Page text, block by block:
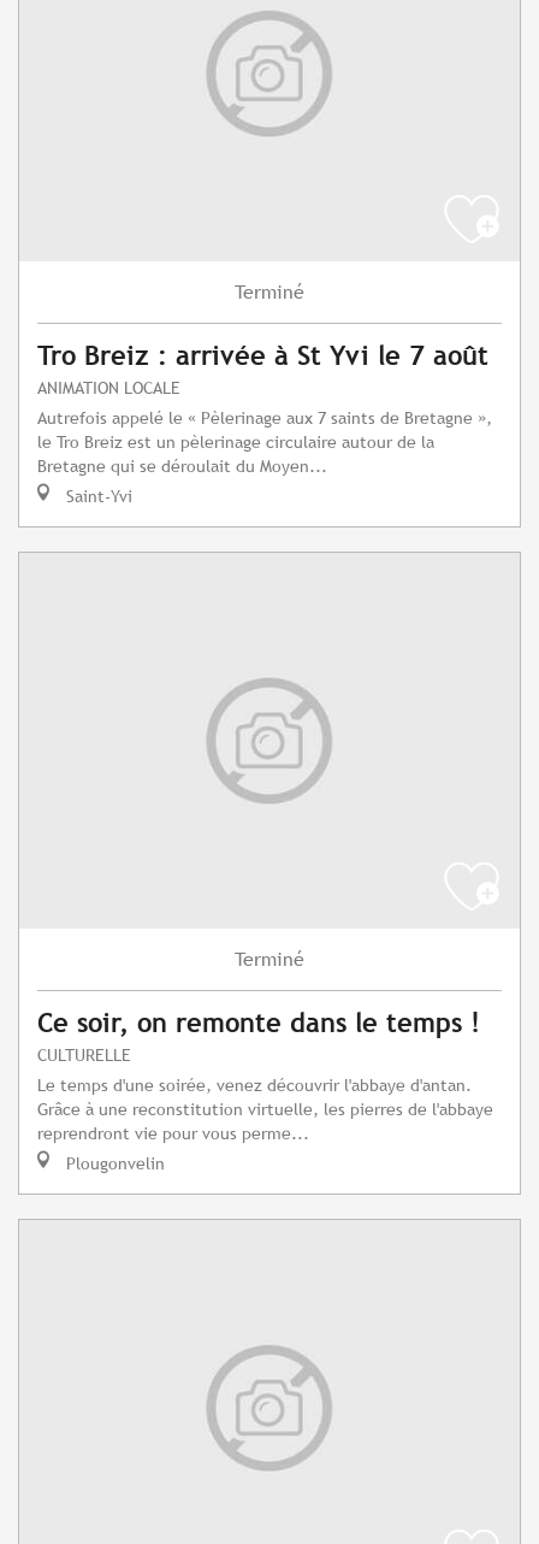
Terminé
Tro Breiz : arrivée à St Yvi le 7 août
ANIMATION LOCALE
Autrefois appelé le « Pèlerinage aux 7 saints de Bretagne »,
le Tro Breiz est un pèlerinage circulaire autour de la
Bretagne qui se déroulait du Moyen...
Saint-Yvi
Terminé
Ce soir, on remonte dans le temps !
CULTURELLE
Le temps d'une soirée, venez découvrir l'abbaye d'antan.
Grâce à une reconstitution virtuelle, les pierres de l'abbaye
reprendront vie pour vous perme...
Plougonvelin